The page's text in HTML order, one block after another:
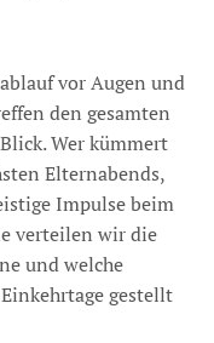
vor Augen und
den gesamten
Wer kümmert
Elternabends,
Impulse beim
verteilen wir die
und welche
gestellt